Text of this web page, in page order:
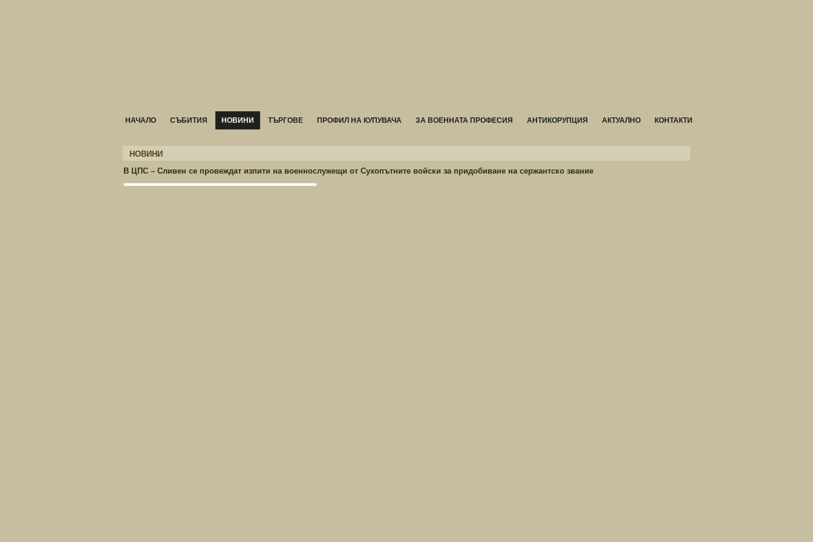
НАЧАЛО СЪБИТИЯ НОВИНИ ТЪРГОВЕ ПРОФИЛ НА КУПУВАЧА ЗА ВОЕННАТА ПРОФЕСИЯ АНТИКОРУПЦИЯ АКТУАЛНО КОНТАКТИ
НОВИНИ
В ЦПС – Сливен се провеждат изпити на военнослужещи от Сухопътните войски за придобиване на сержантско звание